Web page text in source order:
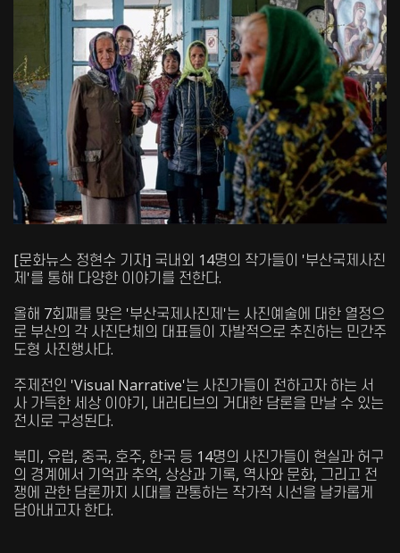
[문화뉴스 정현수 기자] 국내외 14명의 작가들이 '부산국제사진
제'를 통해 다양한 이야기를 전한다.
올해 7회째를 맞은 '부산국제사진제'는 사진예술에 대한 열정으
로 부산의 각 사진단체의 대표들이 자발적으로 추진하는 민간주
도형 사진행사다.
주제전인 'Visual Narrative'는 사진가들이 전하고자 하는 서
사 가득한 세상 이야기, 내러티브의 거대한 담론을 만날 수 있는
전시로 구성된다.
북미, 유럽, 중국, 호주, 한국 등 14명의 사진가들이 현실과 허구
의 경계에서 기억과 추억, 상상과 기록, 역사와 문화, 그리고 전
쟁에 관한 담론까지 시대를 관통하는 작가적 시선을 날카롭게
담아내고자 한다.